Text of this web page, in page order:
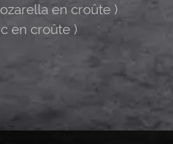
en croûte )
en croûte )